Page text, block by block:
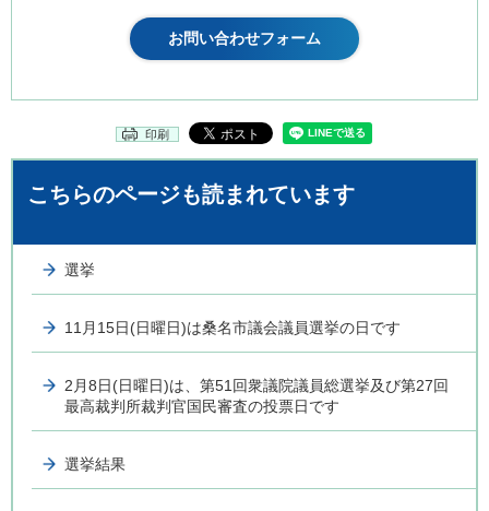
印刷
こちらのページも読まれています
選挙
11月15日(日曜日)は桑名市議会議員選挙の日です
2月8日(日曜日)は、第51回衆議院議員総選挙及び第27回
最高裁判所裁判官国民審査の投票日です
選挙結果